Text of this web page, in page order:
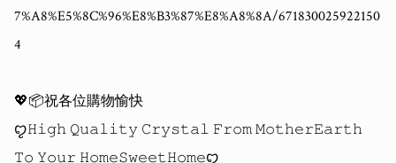
7%A8%E5%8C%96%E8%B3%87%E8%A8%8A/671830025922150
4
💖📦祝各位購物愉快
ꨄ𝙷𝚒𝚐𝚑 𝚀𝚞𝚊𝚕𝚒𝚝𝚢 𝙲𝚛𝚢𝚜𝚝𝚊𝚕 𝙵𝚛𝚘𝚖 𝙼𝚘𝚝𝚑𝚎𝚛𝙴𝚊𝚛𝚝𝚑